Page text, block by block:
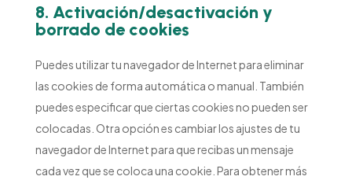
8. Activación/desactivación y
borrado de cookies
Puedes utilizar tu navegador de Internet para eliminar
las cookies de forma automática o manual. También
puedes especificar que ciertas cookies no pueden ser
colocadas. Otra opción es cambiar los ajustes de tu
navegador de Internet para que recibas un mensaje
cada vez que se coloca una cookie. Para obtener más